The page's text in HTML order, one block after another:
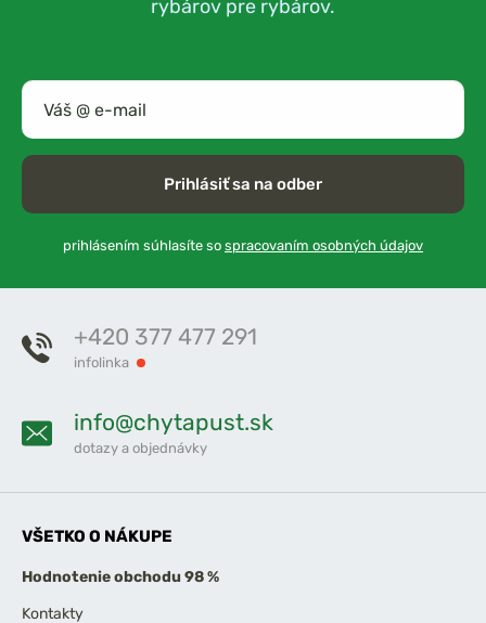
rybárov pre rybárov.
Prihlásiť sa na odber
prihlásením súhlasíte so spracovaním osobných údajov
+420 377 477 291
infolinka
info@chytapust.sk
dotazy a objednávky
VŠETKO O NÁKUPE
Hodnotenie obchodu 98 %
Kontakty